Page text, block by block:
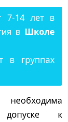
7-14 лет в
в Школе
в группах
к